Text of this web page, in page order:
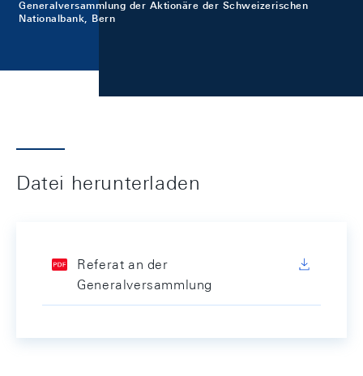
Generalversammlung der Aktionäre der Schweizerischen
Nationalbank, Bern
Datei herunterladen
Referat an der
Generalversammlung